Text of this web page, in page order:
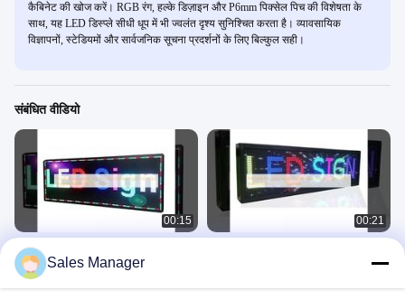
कैबिनेट की खोज करें। RGB रंग, हल्के डिज़ाइन और P6mm पिक्सेल पिच की विशेषता के
साथ, यह LED डिस्प्ले सीधी धूप में भी ज्वलंत दृश्य सुनिश्चित करता है। व्यावसायिक
विज्ञापनों, स्टेडियमों और सार्वजनिक सूचना प्रदर्शनों के लिए बिल्कुल सही।
संबंधित वीडियो
00:15
स्क्रॉलिंग ऑटो रियर एलईडी विंडो डिस्प्ले साइन्स
फुल कलर प्रोग्रामेबल आरएस232 कंट्रोल
एलईडी विंडो डिस्प्ले संकेत
00:21
Sales Manager